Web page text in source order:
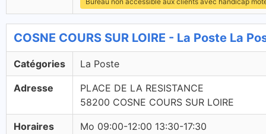
COSNE COURS SUR LOIRE - La Poste La
Catégories La Poste
Adresse
PLACE DE LA RESISTANCE
58200 COSNE COURS SUR LOIRE
Horaires
Mo 09:00-12:00 13:30-17:30